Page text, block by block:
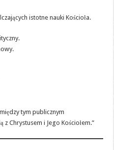
istotne nauki Kościoła.
tym publicznym
Chrystusem i Jego Kościołem.”